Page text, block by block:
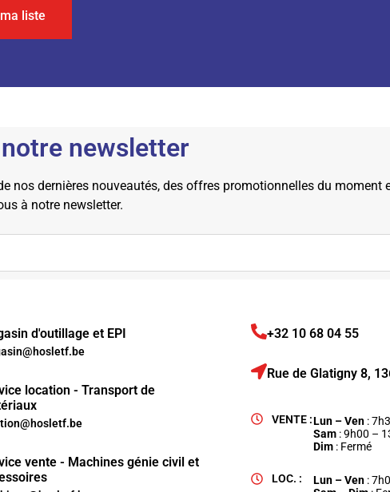
liste
newsletter
nos dernières nouveautés, des offres promotionnelles du moment
à notre newsletter.
d'outillage et EPI
location - Transport de
vente - Machines génie civil et
+32 10 68 04 55
Rue de Glatigny 8,
VENTE :Lun – Ven :
Sam : 9h00 –
Dim : Fermé
LOC. : Lun – Ven :